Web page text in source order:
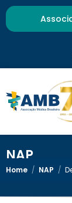
NAP
Home / NAP /